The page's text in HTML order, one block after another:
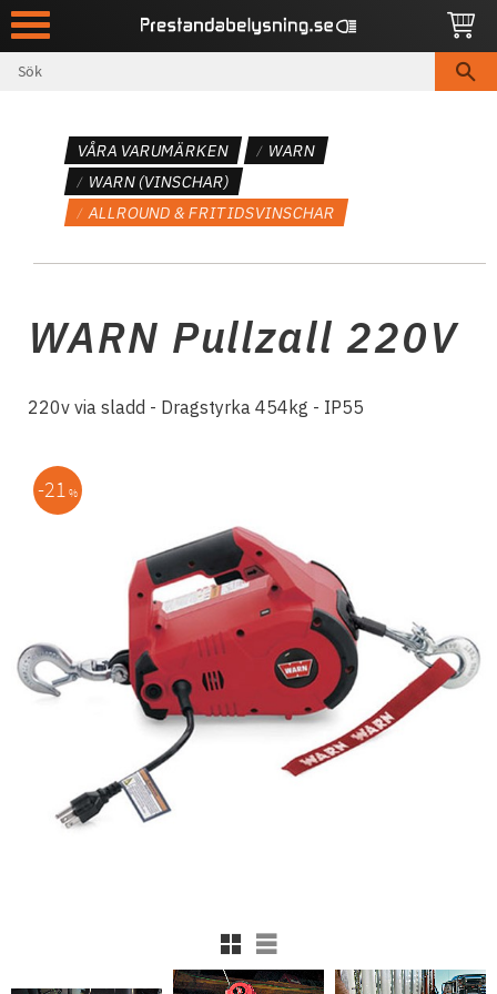
Meny
VÅRA VARUMÄRKEN
WARN
WARN (VINSCHAR)
ALLROUND & FRITIDSVINSCHAR
WARN Pullzall 220V
220v via sladd - Dragstyrka 454kg - IP55
21 %
Rutnätsvy
Listvy